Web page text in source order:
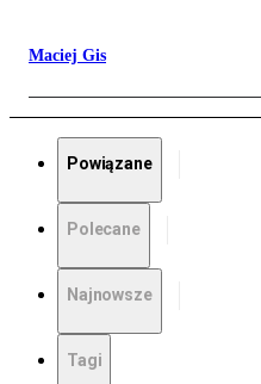
Maciej Gis
Powiązane
Polecane
Najnowsze
Tagi